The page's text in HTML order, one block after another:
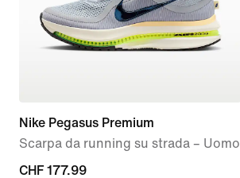
Nike Pegasus Premium
Scarpa da running su strada – Uomo
current
CHF 177.99